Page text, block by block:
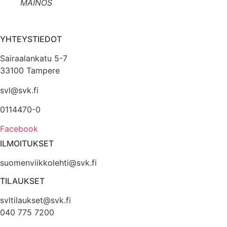
MAINOS
YHTEYSTIEDOT
Sairaalankatu 5-7
33100 Tampere
svl@svk.fi
0114470-0
Facebook
ILMOITUKSET
suomenviikkolehti@svk.fi
TILAUKSET
svltilaukset@svk.fi
040 775 7200